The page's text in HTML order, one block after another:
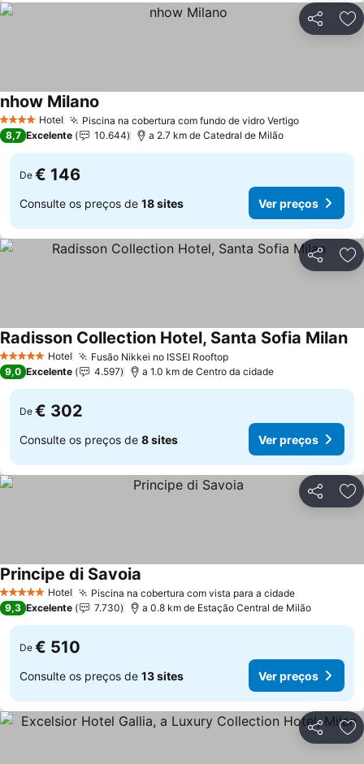
Partilhar
4 EstrelasHotel Piscina na cobertura com fundo de vidro VertigoVer preços
nhow Milano
8,7 Excelente 10.644 a 2.7 km de Catedral de Milão
De € 146
Consulte os preços de 18 sites Ver preços
Partilhar
5 Estrelas Hotel Fusão Nikkei no ISSEI RooftopVer preços
Radisson Collection Hotel, Santa Sofia Milan
9,0 Excelente 4.597 a 1.0 km de Centro da cidade
De € 302
Consulte os preços de 8 sites Ver preços
Partilhar
5 Estrelas Hotel Piscina na cobertura com vista para a cidadeVer preços
Principe di Savoia
9,3 Excelente 7.730 a 0.8 km de Estação Central de Milão
De € 510
Consulte os preços de 13 sites Ver preços
Partilhar